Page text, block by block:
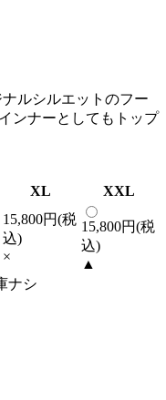
ルシルエットのフー
ンナーとしてもトップ
XL XXL
15,800円(税
込)
×
15,800円(税
込)
▲
ナシ